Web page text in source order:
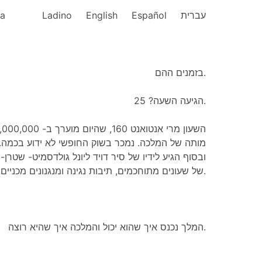
Ladino English Español עברית
בזמנים ההם.
הגיעה השעה? 25.
מותה של המלכה. נמכר בשוק החופשי לא ידוע
ובסוף הגיע לידיו של סיר דויד ליונל גולדסמיט-
של שעונים מתוחכמים, תיבות נגינה ומנגנונים מכניים אחרים.
המלך נכנס איך שהוא יכול והמלכה איך שהיא רוצה.